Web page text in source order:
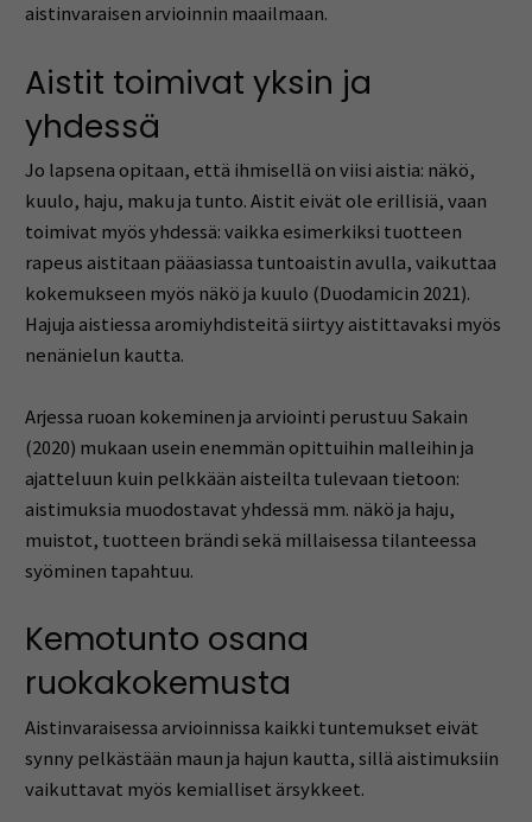
aistinvaraisen arvioinnin maailmaan.
Aistit toimivat yksin ja
yhdessä
Jo lapsena opitaan, että ihmisellä on viisi aistia: näkö,
kuulo, haju, maku ja tunto. Aistit eivät ole erillisiä, vaan
toimivat myös yhdessä: vaikka esimerkiksi tuotteen
rapeus aistitaan pääasiassa tuntoaistin avulla, vaikuttaa
kokemukseen myös näkö ja kuulo (Duodamicin 2021).
Hajuja aistiessa aromiyhdisteitä siirtyy aistittavaksi myös
nenänielun kautta.
Arjessa ruoan kokeminen ja arviointi perustuu Sakain
(2020) mukaan usein enemmän opittuihin malleihin ja
ajatteluun kuin pelkkään aisteilta tulevaan tietoon:
aistimuksia muodostavat yhdessä mm. näkö ja haju,
muistot, tuotteen brändi sekä millaisessa tilanteessa
syöminen tapahtuu.
Kemotunto osana
ruokakokemusta
Aistinvaraisessa arvioinnissa kaikki tuntemukset eivät
synny pelkästään maun ja hajun kautta, sillä aistimuksiin
vaikuttavat myös kemialliset ärsykkeet.